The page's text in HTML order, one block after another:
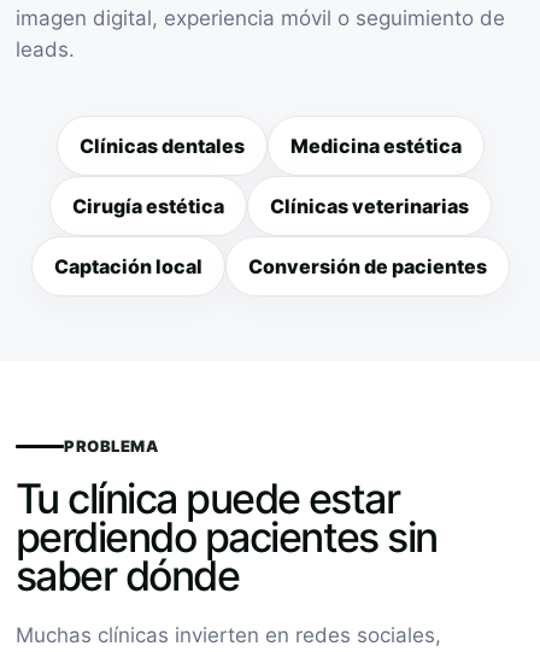
imagen digital, experiencia móvil o seguimiento de
leads.
Clínicas dentales Medicina estética
Cirugía estética Clínicas veterinarias
Captación local Conversión de pacientes
PROBLEMA
Tu clínica puede estar
perdiendo pacientes sin
saber dónde
Muchas clínicas invierten en redes sociales,